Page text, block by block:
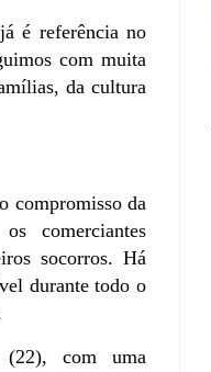
é referência no
com muita
da cultura
compromisso da
comerciantes
socorros. Há
durante todo o
(22), com uma